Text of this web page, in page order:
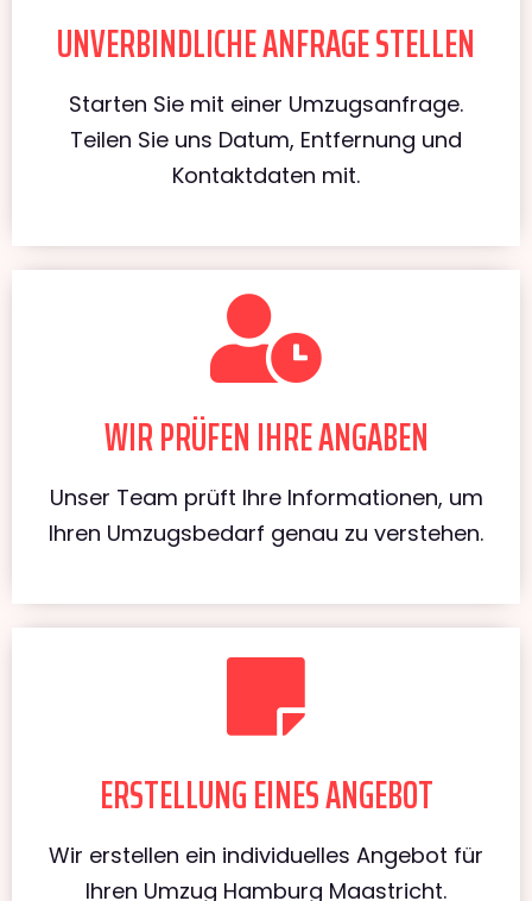
UNVERBINDLICHE ANFRAGE STELLEN
Starten Sie mit einer Umzugsanfrage.
Teilen Sie uns Datum, Entfernung und
Kontaktdaten mit.
WIR PRÜFEN IHRE ANGABEN
Unser Team prüft Ihre Informationen, um
Ihren Umzugsbedarf genau zu verstehen.
ERSTELLUNG EINES ANGEBOT
Wir erstellen ein individuelles Angebot für
Ihren Umzug Hamburg Maastricht.